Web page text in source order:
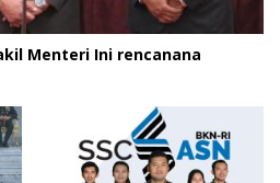
Menteri Ini rencanana